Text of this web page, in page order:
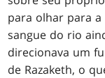
para olhar para
sangue do rio
direcionava um
de Razaketh, o